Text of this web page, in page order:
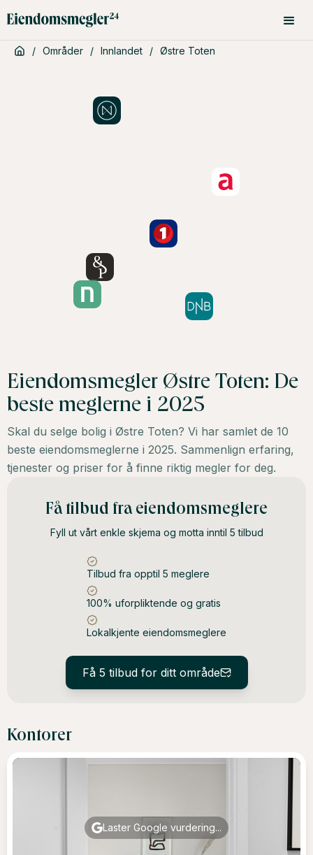
/ Områder / Innlandet / Østre Toten
Eiendomsmegler Østre Toten: De
beste meglerne i 2025
Skal du selge bolig i Østre Toten? Vi har samlet de 10
beste eiendomsmeglerne i 2025. Sammenlign erfaring,
tjenester og priser for å finne riktig megler for deg.
Få tilbud fra eiendomsmeglere
Fyll ut vårt enkle skjema og motta inntil 5 tilbud
Tilbud fra opptil 5 meglere
100% uforpliktende og gratis
Lokalkjente eiendomsmeglere
Få 5 tilbud for ditt område
Kontorer
Laster Google vurdering...